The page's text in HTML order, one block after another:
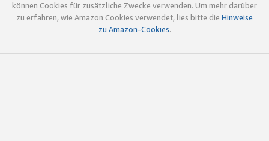
können Cookies für zusätzliche Zwecke verwenden. Um mehr darüber
zu erfahren, wie Amazon Cookies verwendet, lies bitte die Hinweise
zu Amazon-Cookies.